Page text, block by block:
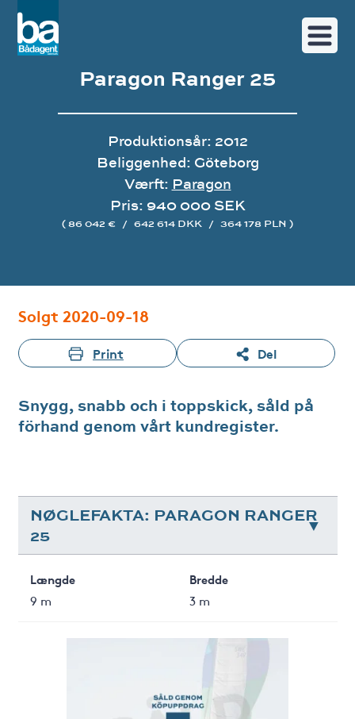
Paragon Ranger 25
Produktionsår: 2012
Beliggenhed: Göteborg
Værft: Paragon
Pris: 940 000 SEK
( 86 042 € / 642 614 DKK / 364 178 PLN )
Solgt 2020-09-18
Print Del
Snygg, snabb och i toppskick, såld på
förhand genom vårt kundregister.
NØGLEFAKTA: PARAGON RANGER
25
Længde
9 m
Bredde
3 m